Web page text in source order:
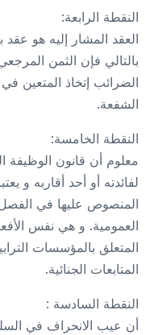
النقطة الرابعة:
العقد المشار إليه هو
بالتالي فإن الثمن
الضرائب إتخاذ المتعين
الشفعة.
النقطة الخامسة:
معلوم أن قانون الوظيفة
لفائدته أو أحد أقاربه و
العمومية. و هي نفس
المتعلق بالمؤسسات
المتابعات الجنائية.
النقطة السادسة :
أن عيب الانحراف في